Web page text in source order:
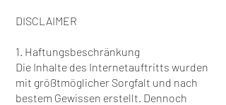
DISCLAIMER
1. Haftungsbeschränkung
Die Inhalte des Internetauftritts wurden
mit größtmöglicher Sorgfalt und nach
bestem Gewissen erstellt. Dennoch